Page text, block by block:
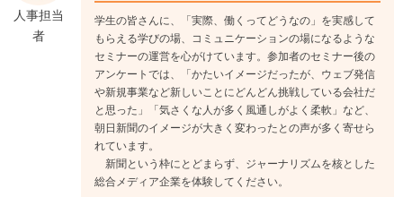
人事担当
者
学生の皆さんに、「実際、働くってどうなの」を実感して
もらえる学びの場、コミュニケーションの場になるような
セミナーの運営を心がけています。参加者のセミナー後の
アンケートでは、「かたいイメージだったが、ウェブ発信
や新規事業など新しいことにどんどん挑戦している会社だ
と思った」「気さくな人が多く風通しがよく柔軟」など、
朝日新聞のイメージが大きく変わったとの声が多く寄せら
れています。
新聞という枠にとどまらず、ジャーナリズムを核とした
総合メディア企業を体験してください。